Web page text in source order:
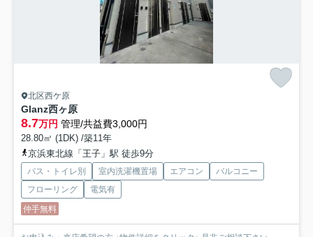
北区西ケ原
Glanz西ヶ原
8.7万円 管理/共益費3,000円
28.80㎡ (1DK) /築11年
京浜東北線「王子」駅 徒歩9分
バス・トイレ別 室内洗濯機置場 エアコン
バルコニー
フローリング
電気有
仲手無料